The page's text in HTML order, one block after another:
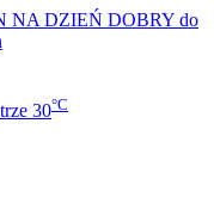
NA DZIEŃ DOBRY do
30°C